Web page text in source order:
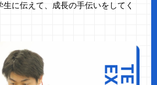
に伝えて、成長の手伝いをしてく